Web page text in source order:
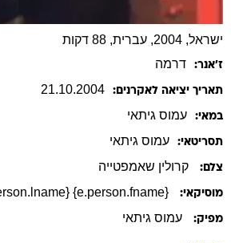
ישראל, 2004, עברית, 88 דקות
ז׳אנר: דרמה
תאריך יציאה לאקרנים: 21.10.2004
במאי: עמוס גיתאי
תסריטאי: עמוס גיתאי
צלם: קרולין שאמפטייה
מוסיקאי: {e.person.fname} {e.person.lname}
מפיק: עמוס גיתאי